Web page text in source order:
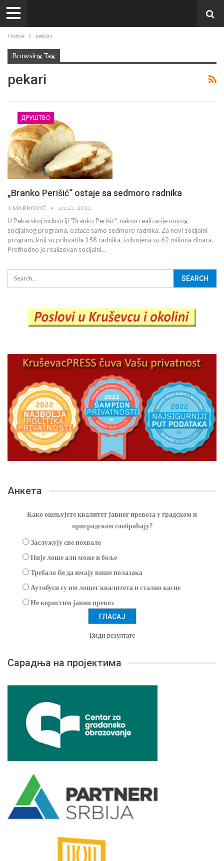
Home pekari
Browsing Tag
pekari
ДРУШТВО
„Branko Perišić“ ostaje sa sedmoro radnika
J. MARKOVIĆ дец 25, 2015
U Pekarskoj industriji "Branko Perišić", nakon realizacije novog
socijalnog programa, ostaće samo sedmoro radnika. Za novi socijalni
program, koji su prihvatila 158 radnika, izdvojena su 62 miliona dinara.
Prethodno je realizovan socijalni…
Анкета
Како оцењујете квалитет јавног превоза у градском и
приградском саобраћају?
Заслужују све похвале
Није лоше али може и боље
Требало би да имају више полазака
Аутобуси су им лошег квалитета и стално касне
Не користим јавни превоз
Види резултате
Сарадња на пројектима